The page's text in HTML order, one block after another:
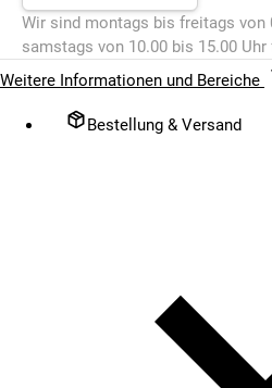
Wir sind montags bis freitags von
samstags von 10.00 bis 15.00
Weitere Informationen und Bereiche
Bestellung & Versand